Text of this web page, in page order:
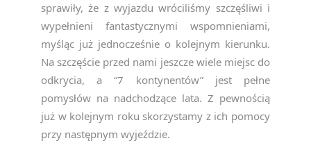
sprawiły, że z wyjazdu wróciliśmy szczęśliwi i
wypełnieni fantastycznymi wspomnieniami,
myśląc już jednocześnie o kolejnym kierunku.
Na szczęście przed nami jeszcze wiele miejsc do
odkrycia, a “7 kontynentów” jest pełne
pomysłów na nadchodzące lata. Z pewnością
już w kolejnym roku skorzystamy z ich pomocy
przy następnym wyjeździe.